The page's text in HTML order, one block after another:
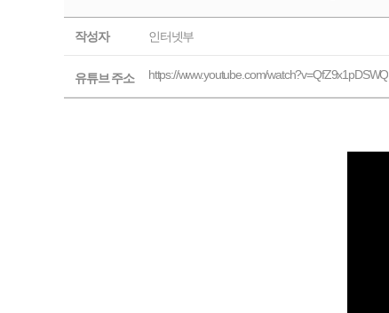
작성자 인터넷부
유튜브 주소 https://www.youtube.com/watch?v=QfZ9x1pDSWQ